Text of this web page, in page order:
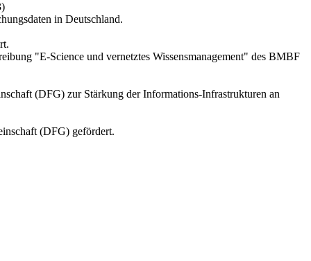
in Deutschland.
"E-Science und vernetztes Wissensmanagement" des BMBF
(DFG) zur Stärkung der Informations-Infrastrukturen an
(DFG) gefördert.